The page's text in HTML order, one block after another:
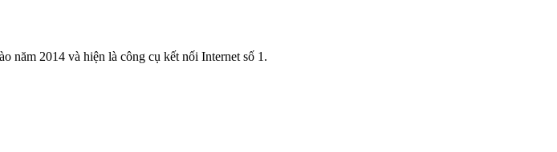
năm 2014 và hiện là công cụ kết nối Internet số 1.